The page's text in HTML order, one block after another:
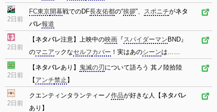
2日前
FC東京開幕戦でのDF長友佑都の“挨拶”、 スポニチがネタ
バレ報道
2日前
【ネタバレ注意】上映中の映画 『スパイダーマン BND』
のマニア ックなセルフカバー ！実はあのシーンは……
2日前
【ネタバレあり】 鬼滅の刃 について語ろう 其ノ陸拾陸
【 アンチ禁止 】
2日前
クエンティンタランティーノ作品が好きな人【ネタバレ
あり】